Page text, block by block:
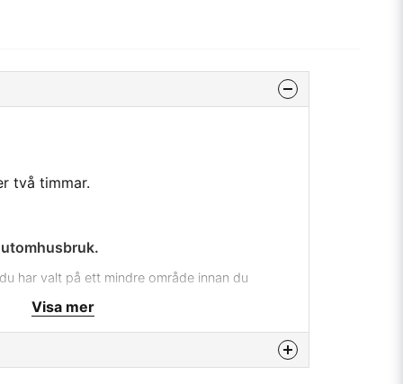
två timmar.
har valt på ett mindre område innan du
huset.
endast vid användning av Jotuns
Visa mer